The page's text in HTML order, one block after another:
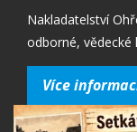
Nakladatelství
odborné, vědecké
Více